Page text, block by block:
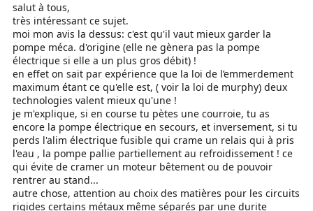
salut à tous,
très intéressant ce sujet.
moi mon avis la dessus: c'est qu'il vaut mieux garder la
pompe méca. d'origine (elle ne gènera pas la pompe
électrique si elle a un plus gros débit) !
en effet on sait par expérience que la loi de l’emmerdement
maximum étant ce qu'elle est, ( voir la loi de murphy) deux
technologies valent mieux qu'une !
je m'explique, si en course tu pètes une courroie, tu as
encore la pompe électrique en secours, et inversement, si tu
perds l'alim électrique fusible qui crame un relais qui à pris
l'eau , la pompe pallie partiellement au refroidissement ! ce
qui évite de cramer un moteur bêtement ou de pouvoir
rentrer au stand...
autre chose, attention au choix des matières pour les circuits
rigides certains métaux même séparés par une durite